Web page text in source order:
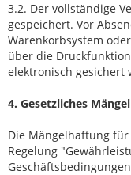
3.2. Der vollständige
gespeichert. Vor
Warenkorbsystem
über die
elektronisch gesichert
4. Gesetzliches
Die Mängelhaftung
Regelung